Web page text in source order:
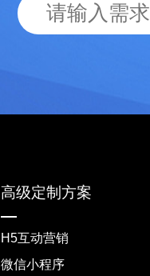
高级定制方案
H5互动营销
微信小程序